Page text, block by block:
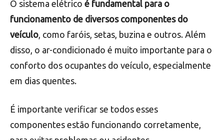
combustível.
Leia também: Como economizar combustível em
sua frota
Sistema elétrico
funcionamento de diversos componentes do
veículo, como faróis, setas, buzina e outros. Além